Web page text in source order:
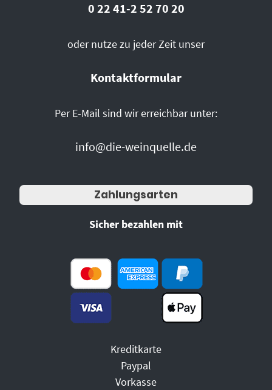
0 22 41-2 52 70 20
oder nutze zu jeder Zeit unser
Kontaktformular
Per E-Mail sind wir erreichbar unter:
info@die-weinquelle.de
Zahlungsarten
Sicher bezahlen mit
Kreditkarte
Paypal
Vorkasse